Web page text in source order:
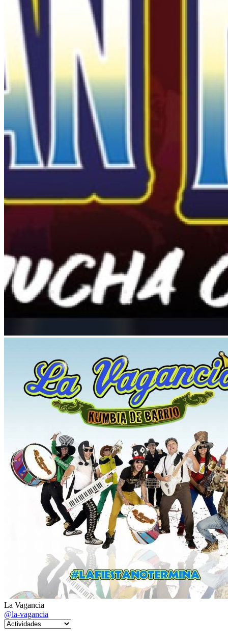
La Vagancia
@la-vagancia